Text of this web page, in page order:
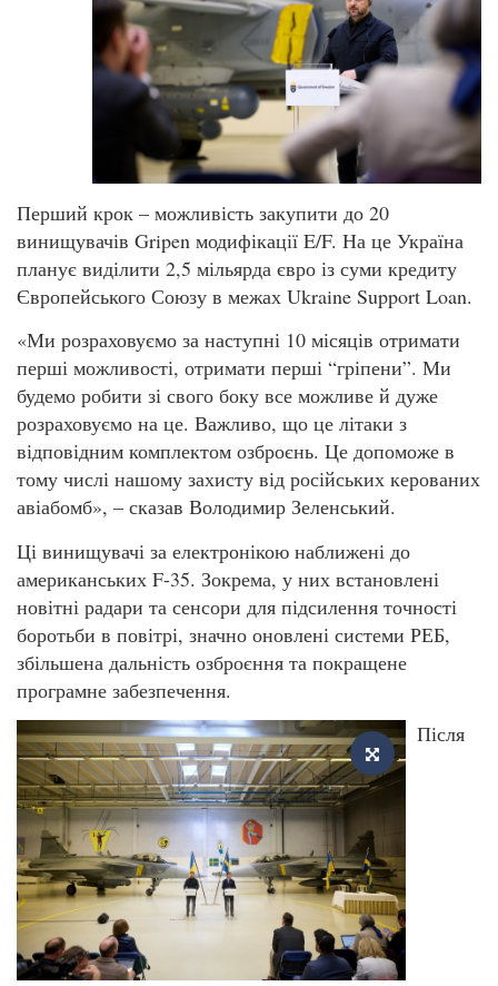
Перший крок – можливість закупити до 20
винищувачів Gripen модифікації E/F. На це Україна
планує виділити 2,5 мільярда євро із суми кредиту
Європейського Союзу в межах Ukraine Support Loan.
«Ми розраховуємо за наступні 10 місяців отримати
перші можливості, отримати перші “гріпени”. Ми
будемо робити зі свого боку все можливе й дуже
розраховуємо на це. Важливо, що це літаки з
відповідним комплектом озброєнь. Це допоможе в
тому числі нашому захисту від російських керованих
авіабомб», – сказав Володимир Зеленський.
Ці винищувачі за електронікою наближені до
американських F-35. Зокрема, у них встановлені
новітні радари та сенсори для підсилення точності
боротьби в повітрі, значно оновлені системи РЕБ,
збільшена дальність озброєння та покращене
програмне забезпечення.
Після